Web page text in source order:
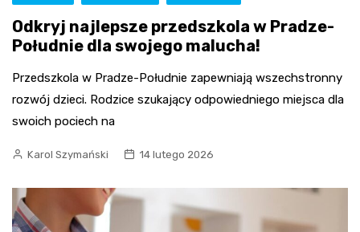
Odkryj najlepsze przedszkola w Pradze-
Południe dla swojego malucha!
Przedszkola w Pradze-Południe zapewniają wszechstronny
rozwój dzieci. Rodzice szukający odpowiedniego miejsca dla
swoich pociech na
Karol Szymański 14 lutego 2026